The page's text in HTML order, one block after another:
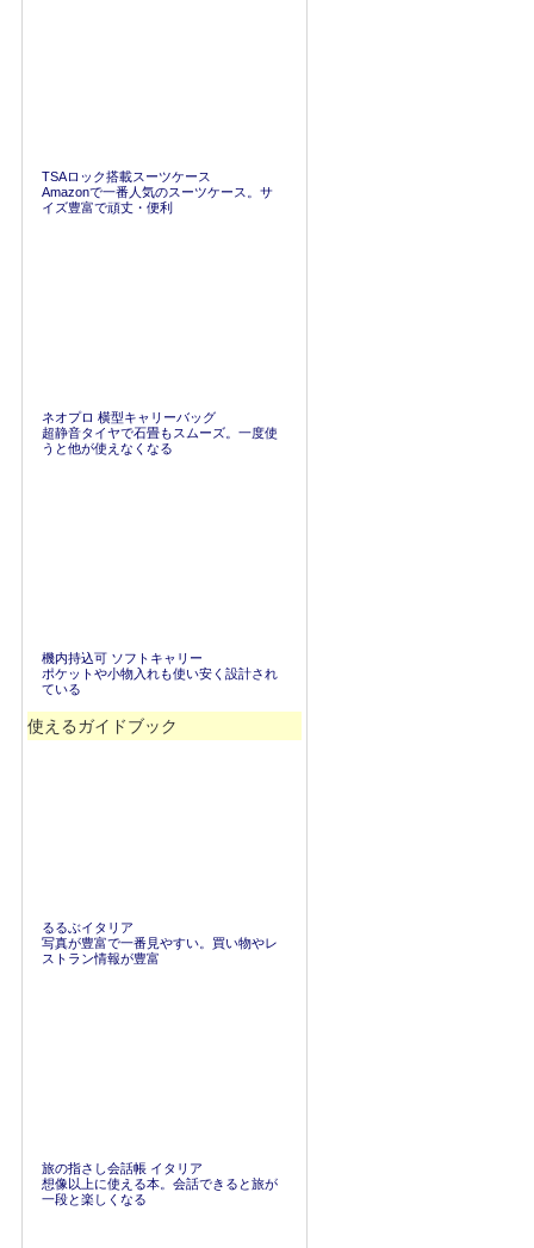
TSAロック搭載スーツケース
Amazonで一番人気のスーツケース。サ
イズ豊富で頑丈・便利
ネオプロ 横型キャリーバッグ
超静音タイヤで石畳もスムーズ。一度使
うと他が使えなくなる
機内持込可 ソフトキャリー
ポケットや小物入れも使い安く設計され
ている
使えるガイドブック
るるぶイタリア
写真が豊富で一番見やすい。買い物やレ
ストラン情報が豊富
旅の指さし会話帳 イタリア
想像以上に使える本。会話できると旅が
一段と楽しくなる